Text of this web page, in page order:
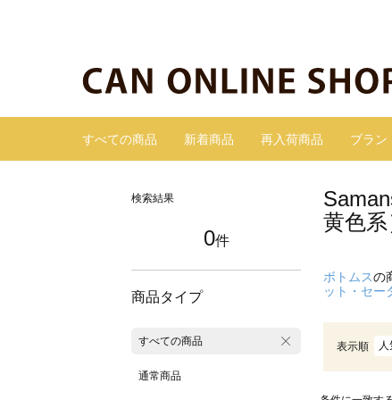
すべての商品 新着商品 再入荷商品 ブラン
検索結果
0件
商品タイプ
すべての商品
通常商品
黄色系
ボトムスの
ット・セー
表示順